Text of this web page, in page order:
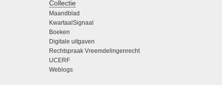
Collectie
Maandblad
KwartaalSignaal
Boeken
Digitale uitgaven
Rechtspraak Vreemdelingenrecht
UCERF
Weblogs